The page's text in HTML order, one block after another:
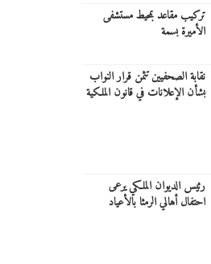
تركيب مقاعد بمحيط مستشفى
الأميرة بسمة
نقابة الصحفيين تثمن قرار النواب
بشأن الإعلانات في قانون الملكية
رئيس الديوان الملكي يرعى
احتفال أهالي الرمثا بالأعياد